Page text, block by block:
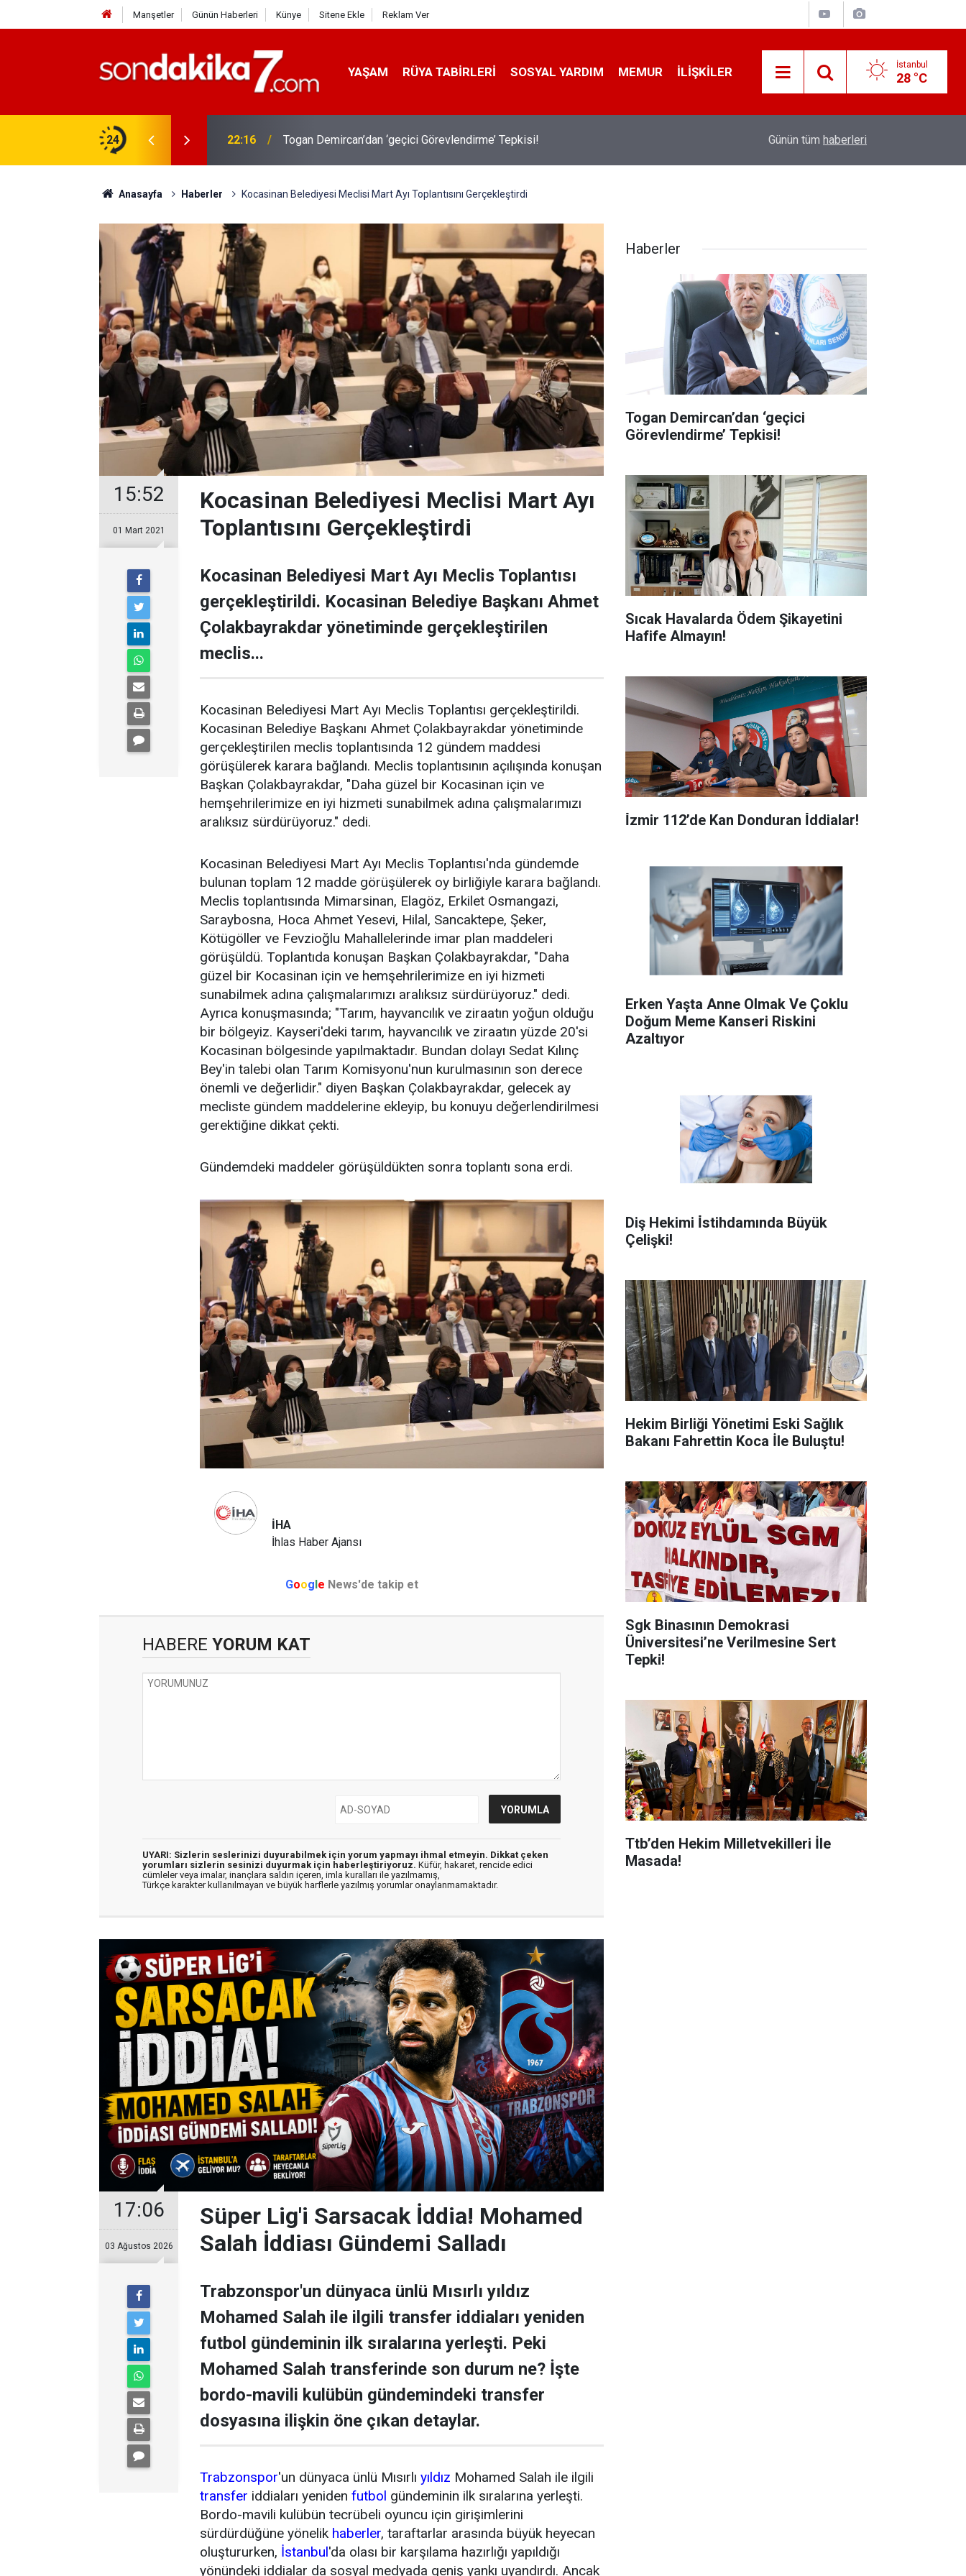
Manşetler Günün Haberleri Künye Sitene Ekle Reklam Ver
YAŞAM RÜYA TABIRLERI SOSYAL YARDIM MEMUR İLIŞKILER İstanbul
28 °C
24 22:16 Togan Demircan’dan ‘geçici Görevlendirme’ Tepkisi! Sıcak Havalarda Ödem Şikayetini Hafife
Günün tüm haberleri
Anasayfa Haberler Kocasinan Belediyesi Meclisi Mart Ayı Toplantısını Gerçekleştirdi
15:52
01 Mart 2021
Kocasinan Belediyesi Meclisi Mart Ayı
Toplantısını Gerçekleştirdi
Kocasinan Belediyesi Mart Ayı Meclis Toplantısı
gerçekleştirildi. Kocasinan Belediye Başkanı Ahmet
Çolakbayrakdar yönetiminde gerçekleştirilen
meclis...
Kocasinan Belediyesi Mart Ayı Meclis Toplantısı gerçekleştirildi.
Kocasinan Belediye Başkanı Ahmet Çolakbayrakdar yönetiminde
gerçekleştirilen meclis toplantısında 12 gündem maddesi
görüşülerek karara bağlandı. Meclis toplantısının açılışında konuşan
Başkan Çolakbayrakdar, "Daha güzel bir Kocasinan için ve
hemşehrilerimize en iyi hizmeti sunabilmek adına çalışmalarımızı
aralıksız sürdürüyoruz." dedi.
Kocasinan Belediyesi Mart Ayı Meclis Toplantısı'nda gündemde
bulunan toplam 12 madde görüşülerek oy birliğiyle karara bağlandı.
Meclis toplantısında Mimarsinan, Elagöz, Erkilet Osmangazi,
Saraybosna, Hoca Ahmet Yesevi, Hilal, Sancaktepe, Şeker,
Kötügöller ve Fevzioğlu Mahallelerinde imar plan maddeleri
görüşüldü. Toplantıda konuşan Başkan Çolakbayrakdar, "Daha
güzel bir Kocasinan için ve hemşehrilerimize en iyi hizmeti
sunabilmek adına çalışmalarımızı aralıksız sürdürüyoruz." dedi.
Ayrıca konuşmasında; "Tarım, hayvancılık ve ziraatın yoğun olduğu
bir bölgeyiz. Kayseri'deki tarım, hayvancılık ve ziraatın yüzde 20'si
Kocasinan bölgesinde yapılmaktadır. Bundan dolayı Sedat Kılınç
Bey'in talebi olan Tarım Komisyonu'nun kurulmasının son derece
önemli ve değerlidir." diyen Başkan Çolakbayrakdar, gelecek ay
mecliste gündem maddelerine ekleyip, bu konuyu değerlendirilmesi
gerektiğine dikkat çekti.
Gündemdeki maddeler görüşüldükten sonra toplantı sona erdi.
İHA
İhlas Haber Ajansı
Goog e News'de takip et
HABERE YORUM KAT
UYARI: Sizlerin seslerinizi duyurabilmek için yorum yapmayı ihmal etmeyin. Dikkat çeken
yorumları sizlerin sesinizi duyurmak için haberleştiriyoruz. Küfür, hakaret, rencide edici
cümleler veya imalar, inançlara saldırı içeren, imla kuralları ile yazılmamış,
Türkçe karakter kullanılmayan ve büyük harflerle yazılmış yorumlar onaylanmamaktadır.
17:06
03 Ağustos 2026
Süper Lig'i Sarsacak İddia! Mohamed
Salah İddiası Gündemi Salladı
Trabzonspor'un dünyaca ünlü Mısırlı yıldız
Mohamed Salah ile ilgili transfer iddiaları yeniden
futbol gündeminin ilk sıralarına yerleşti. Peki
Mohamed Salah transferinde son durum ne? İşte
bordo-mavili kulübün gündemindeki transfer
dosyasına ilişkin öne çıkan detaylar.
Trabzonspor'un dünyaca ünlü Mısırlı yıldız Mohamed Salah ile ilgili
transfer iddiaları yeniden futbol gündeminin ilk sıralarına yerleşti.
Bordo-mavili kulübün tecrübeli oyuncu için girişimlerini
sürdürdüğüne yönelik haberler, taraftarlar arasında büyük heyecan
oluştururken, İstanbul'da olası bir karşılama hazırlığı yapıldığı
yönündeki iddialar da sosyal medyada geniş yankı uyandırdı. Ancak
Haberler
Togan Demircan’dan ‘geçici
Görevlendirme’ Tepkisi!
Sıcak Havalarda Ödem Şikayetini
Hafife Almayın!
İ̇zmir 112’de Kan Donduran İ̇ddialar!
Erken Yaşta Anne Olmak Ve Çoklu
Doğum Meme Kanseri Riskini
Azaltıyor
Diş Hekimi İ̇stihdamında Büyük
Çelişki!
Hekim Birliği Yönetimi Eski Sağlık
Bakanı Fahrettin Koca İle Buluştu!
Sgk Binasının Demokrasi
Üniversitesi’ne Verilmesine Sert
Tepki!
Ttb’den Hekim Milletvekilleri İle
Masada!